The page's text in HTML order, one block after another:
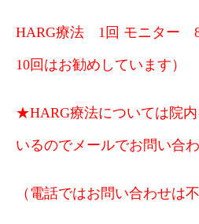
HARG療法 1回 モニター
10回はお勧めしています）
★HARG療法については院
いるのでメールでお問い合
（電話ではお問い合わせは不